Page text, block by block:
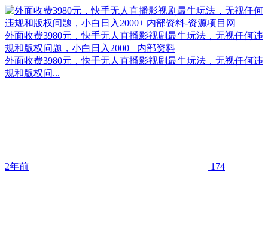
外面收费3980元，快手无人直播影视剧最牛玩法，无视任何违
规和版权问题，小白日入2000+ 内部资料
外面收费3980元，快手无人直播影视剧最牛玩法，无视任何违
规和版权问...
2年前 174